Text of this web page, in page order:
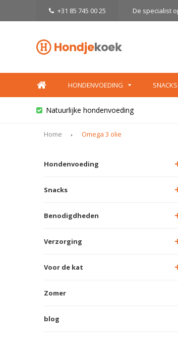
+31 85 745 00 25 De specialist
HONDENVOEDING SNACKS
Natuurlijke hondenvoeding
Home Omega 3 olie
Hondenvoeding
Snacks
Benodigdheden
Verzorging
Voor de kat
Zomer
blog